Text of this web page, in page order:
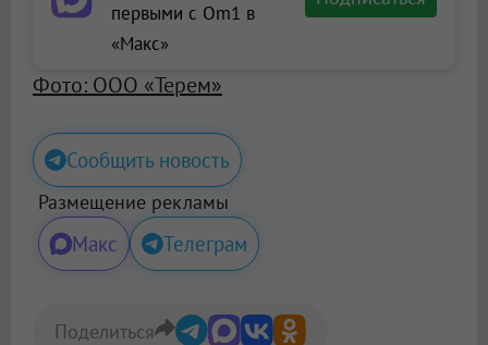
первыми с Om1 в
«Макс»
Фото: ООО «Терем»
Сообщить новость
Размещение рекламы
Макс Телеграм
Поделиться